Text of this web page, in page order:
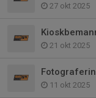
27 okt 2025
21 okt 2025
11 okt 2025